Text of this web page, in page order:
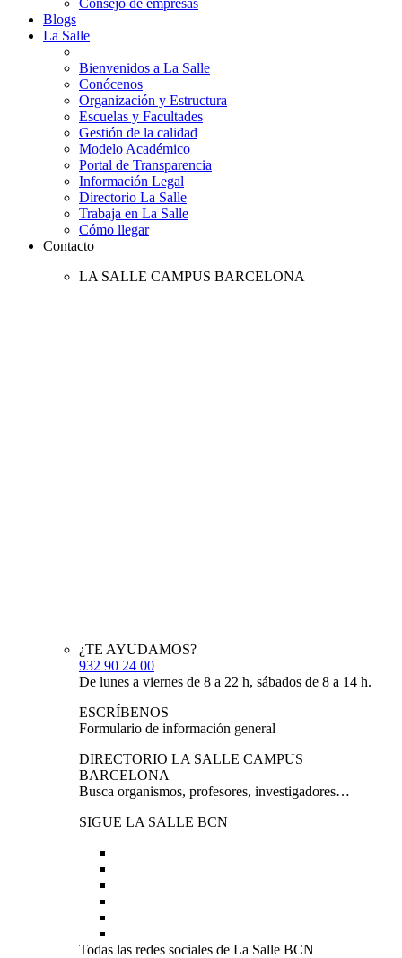
Consejo de empresas
Blogs
La Salle
Bienvenidos a La Salle
Conócenos
Organización y Estructura
Escuelas y Facultades
Gestión de la calidad
Modelo Académico
Portal de Transparencia
Información Legal
Directorio La Salle
Trabaja en La Salle
Cómo llegar
Contacto
LA SALLE CAMPUS BARCELONA
¿TE AYUDAMOS?
932 90 24 00
De lunes a viernes de 8 a 22 h, sábados de 8 a 14 h.
ESCRÍBENOS
Formulario de información general
DIRECTORIO LA SALLE CAMPUS
BARCELONA
Busca organismos, profesores, investigadores…
SIGUE LA SALLE BCN
Todas las redes sociales de La Salle BCN